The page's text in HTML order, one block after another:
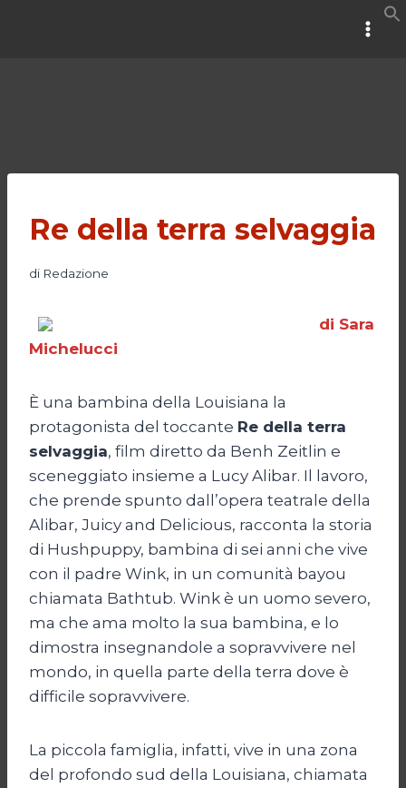
Re della terra selvaggia
di Redazione
di Sara
Michelucci
È una bambina della Louisiana la
protagonista del toccante Re della terra
selvaggia, film diretto da Benh Zeitlin e
sceneggiato insieme a Lucy Alibar. Il lavoro,
che prende spunto dall’opera teatrale della
Alibar, Juicy and Delicious, racconta la storia
di Hushpuppy, bambina di sei anni che vive
con il padre Wink, in un comunità bayou
chiamata Bathtub. Wink è un uomo severo,
ma che ama molto la sua bambina, e lo
dimostra insegnandole a sopravvivere nel
mondo, in quella parte della terra dove è
difficile sopravvivere.
La piccola famiglia, infatti, vive in una zona
del profondo sud della Louisiana, chiamata